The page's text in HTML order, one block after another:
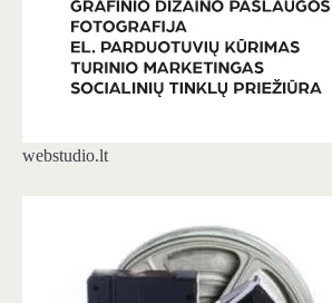
webstudio.lt